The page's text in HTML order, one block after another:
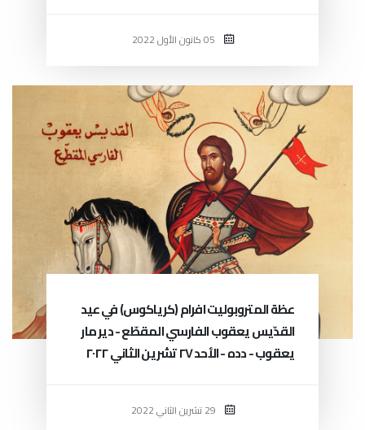
عظة المتروبوليت افرام (كرياكوس) في عيد
القدّيس يعقوب الفارسي المقطّع - دير مار
يعقوب - دده - الأحد ٢٧ تشرين الثاني ٢٠٢٢